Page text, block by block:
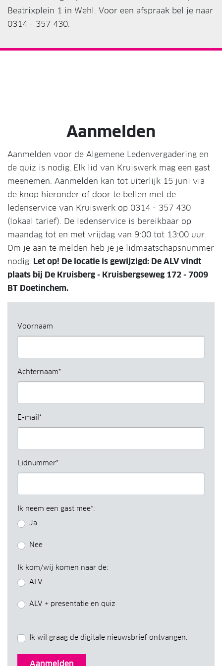
Beatrixplein 1 in Wehl. Voor een afspraak bel je naar
0314 - 357 430.
Aanmelden
Aanmelden voor de Algemene Ledenvergadering en
de quiz is nodig. Elk lid van Kruiswerk mag een gast
meenemen. Aanmelden kan tot uiterlijk 15 juni via
de knop hieronder of door te bellen met de
ledenservice van Kruiswerk op 0314 - 357 430
(lokaal tarief). De ledenservice is bereikbaar op
maandag tot en met vrijdag van 9:00 tot 13:00 uur.
Om je aan te melden heb je je lidmaatschapsnummer
nodig. Let op! De locatie is gewijzigd: De ALV vindt
plaats bij De Kruisberg - Kruisbergseweg 172 - 7009
BT Doetinchem.
Voornaam
Achternaam*
E-mail*
Lidnummer*
Ik neem een gast mee*:
Ja
Nee
Ik kom/wij komen naar de:
ALV
ALV + presentatie en quiz
Ik wil graag de digitale nieuwsbrief ontvangen.
Dit is een tekstveld om aan te tonen dat je geen robot